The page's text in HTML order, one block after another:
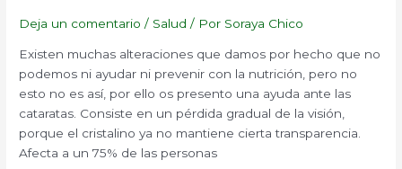
Deja un comentario / Salud / Por Soraya Chico
Existen muchas alteraciones que damos por hecho que no
podemos ni ayudar ni prevenir con la nutrición, pero no
esto no es así, por ello os presento una ayuda ante las
cataratas. Consiste en un pérdida gradual de la visión,
porque el cristalino ya no mantiene cierta transparencia.
Afecta a un 75% de las personas